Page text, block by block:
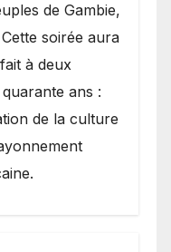
de Gambie,
soirée aura
à deux
ans :
de la culture